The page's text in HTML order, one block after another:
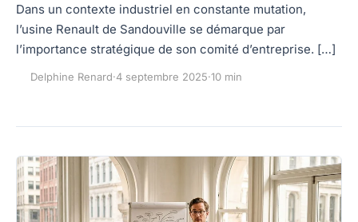
Dans un contexte industriel en constante mutation,
l’usine Renault de Sandouville se démarque par
l’importance stratégique de son comité d’entreprise. […]
Delphine Renard·4 septembre 2025·10 min